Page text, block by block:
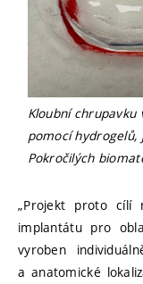
Kloubní
pomocí hydrogelů,
Pokročilých
„Projekt proto cílí
implantátu pro
vyroben
a anatomické